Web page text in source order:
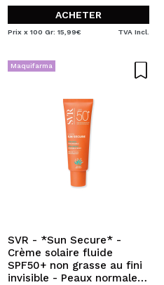
ACHETER
Prix x 100 Gr: 15,99€ TVA Incl.
Maquifarma
SVR - *Sun Secure* -
Crème solaire fluide
SPF50+ non grasse au fini
invisible - Peaux normales